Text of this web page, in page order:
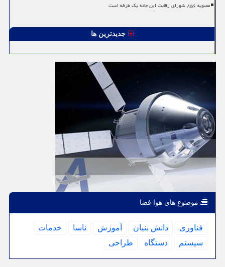
مصوبه ۸۵۶ شورای رقابت این جاده یک طرفه است
جدیدترین ها
موضوع های هوا فضا
فناوری دانش بنیان آموزش ناسا
خدمات
سیستم
دستگاه طراحی